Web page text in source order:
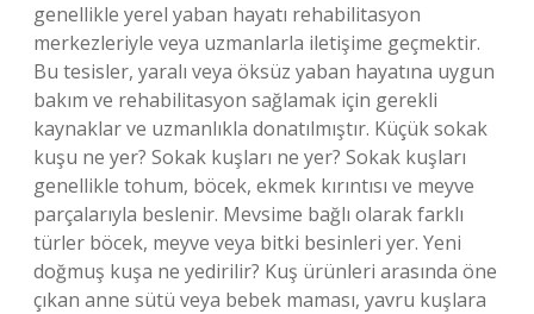
genellikle yerel yaban hayatı rehabilitasyon
merkezleriyle veya uzmanlarla iletişime geçmektir.
Bu tesisler, yaralı veya öksüz yaban hayatına uygun
bakım ve rehabilitasyon sağlamak için gerekli
kaynaklar ve uzmanlıkla donatılmıştır. Küçük sokak
kuşu ne yer? Sokak kuşları ne yer? Sokak kuşları
genellikle tohum, böcek, ekmek kırıntısı ve meyve
parçalarıyla beslenir. Mevsime bağlı olarak farklı
türler böcek, meyve veya bitki besinleri yer. Yeni
doğmuş kuşa ne yedirilir? Kuş ürünleri arasında öne
çıkan anne sütü veya bebek maması, yavru kuşlara